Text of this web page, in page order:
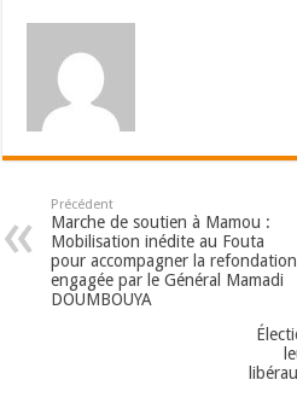
Précédent
Marche de soutien à Mamou :
Mobilisation inédite au Fouta
pour accompagner la refondation
engagée par le Général Mamadi
DOUMBOUYA